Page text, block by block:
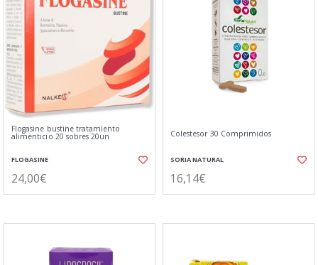
Flogasine bustine tratamiento
alimenticio 20 sobres 20un
FLOGASINE
24,00€
Colestesor 30 Comprimidos
SORIA NATURAL
16,14€